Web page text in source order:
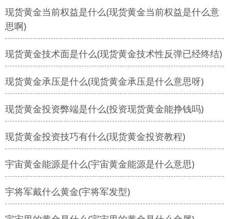
现货黄金当前权益是什么(现货黄金当前权益是什么意
思啊)
现货黄金技术面是什么(现货黄金技术性反弹已经终结)
现货黄金承压是什么(现货黄金承压是什么意思呀)
现货黄金投资弊端是什么(投资现货黄金能挣钱吗)
现货黄金投资技巧有什么(现货黄金投资教程)
宇宙黄金能源是什么(宇宙黄金能源是什么意思)
宇将军戴什么黄金(宇将军发型)